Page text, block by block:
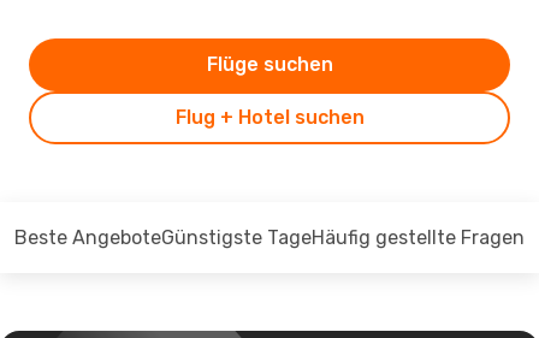
Flug + Hotel suchen
Flüge suchen
Beste AngeboteGünstigste TageHäufig gestellte Fragen